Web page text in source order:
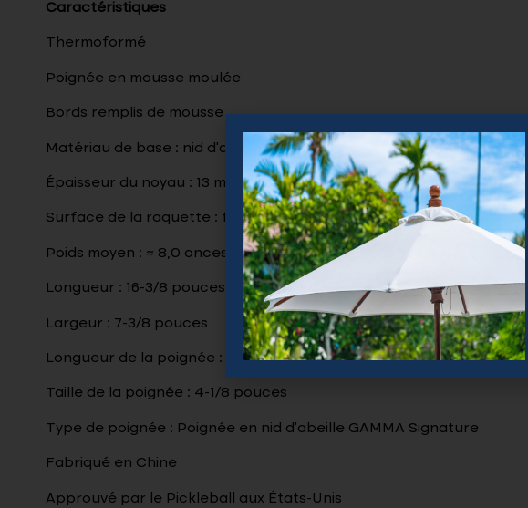
Caractéristiques
Thermoformé
Poignée en mousse moulée
Bords remplis de mousse
Matériau de base : nid d’abeille en polymère
Épaisseur du noyau : 13 mm / 1/2″
Surface de la raquette : face en fibre de carbone brute Toray T700
Poids moyen : ≈ 8,0 onces
Longueur : 16-3/8 pouces
Largeur : 7-3/8 pouces
Longueur de la poignée : 5-3/4 pouces
Taille de la poignée : 4-1/8 pouces
Type de poignée : Poignée en nid d’abeille GAMMA Signature
Fabriqué en Chine
Approuvé par le Pickleball aux États-Unis